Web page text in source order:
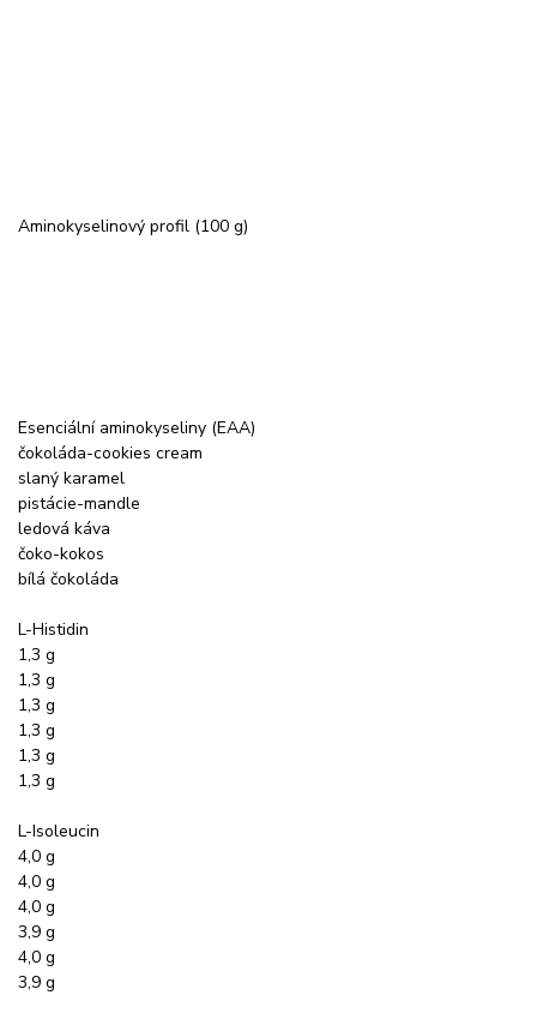
Aminokyselinový profil (100 g)
Esenciální aminokyseliny (EAA)
čokoláda-cookies cream
slaný karamel
pistácie-mandle
ledová káva
čoko-kokos
bílá čokoláda
L-Histidin
1,3 g
1,3 g
1,3 g
1,3 g
1,3 g
1,3 g
L-Isoleucin
4,0 g
4,0 g
4,0 g
3,9 g
4,0 g
3,9 g